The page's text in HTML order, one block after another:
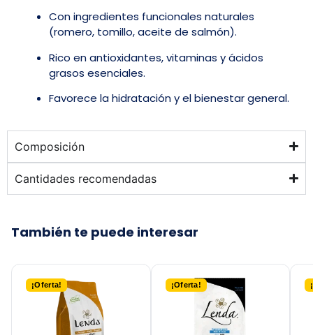
Con ingredientes funcionales naturales
(romero, tomillo, aceite de salmón).
Rico en antioxidantes, vitaminas y ácidos
grasos esenciales.
Favorece la hidratación y el bienestar general.
Composición
Cantidades recomendadas
¡Oferta! ¡Oferta!